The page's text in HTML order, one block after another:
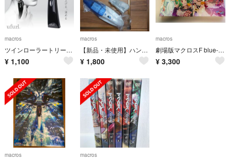
macros
ツインローラートリートメント レフィール
¥ 1,100
macros
【新品・未使用】ハンディクリーナー 乾湿両用
¥ 1,800
macros
劇場版マクロスF blue-ray 2枚 イツワリノウタヒメ&サヨナラノツバサ
¥ 3,300
macros macros